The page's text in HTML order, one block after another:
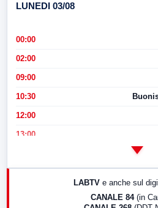
LUNEDI 03/08
00:00
02:00
09:00
10:30
12:00
13:00
LABTV e anche sul
CANALE 84 (in